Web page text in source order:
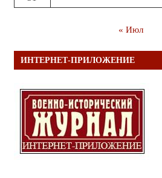
« Июл
ИНТЕРНЕТ-ПРИЛОЖЕНИЕ